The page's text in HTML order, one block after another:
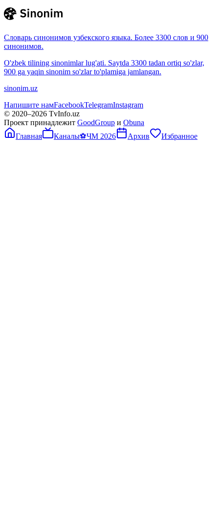
Словарь синонимов узбекского языка. Более 3300 слов и 900
синонимов.
O'zbek tilining sinonimlar lug'ati. Saytda 3300 tadan ortiq so'zlar,
900 ga yaqin sinonim so'zlar to'plamiga jamlangan.
sinonim.uz
Напишите намFacebookTelegramInstagram
© 2020–2026 TvInfo.uz
Проект принадлежит GoodGroup и Obuna
Главная
Каналы⚽ЧМ 2026 Архив Избранное